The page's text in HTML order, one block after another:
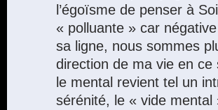
l’égoïsme de penser à
« polluante » car
sa ligne, nous sommes
direction de ma vie en ce
le mental revient tel un
sérénité, le « vide